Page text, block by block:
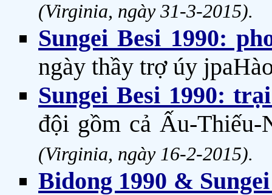
(Virginia, ngày 31-3-2015).
Sungei Besi 1990:
ngày thầy trợ úy
Sungei Besi 1990:
đội gồm cả Ấu-
(Virginia, ngày 16-2-2015).
Bidong 1990 &